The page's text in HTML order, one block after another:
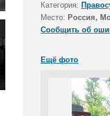
Категория:
Место: Россия,
Сообщить об
Ещё фото